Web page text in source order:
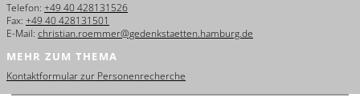
Français
Dansk
Español
Telefon: +49 40 428131526
Fax: +49 40 428131501
E-Mail: christian.roemmer@gedenkstaetten.hamburg.de
MEHR ZUM THEMA
Kontaktformular zur Personenrecherche